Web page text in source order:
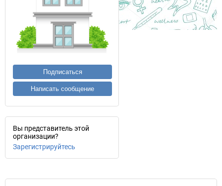
Подписаться
Написать сообщение
Вы представитель этой
организации?
Зарегистрируйтесь